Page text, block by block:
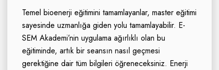
Temel bioenerji eğitimini tamamlayanlar, master eğitimi
sayesinde uzmanlığa giden yolu tamamlayabilir. E-
SEM Akademi’nin uygulama ağırlıklı olan bu
eğitiminde, artık bir seansın nasıl geçmesi
gerektiğine dair tüm bilgileri öğreneceksiniz. Enerji